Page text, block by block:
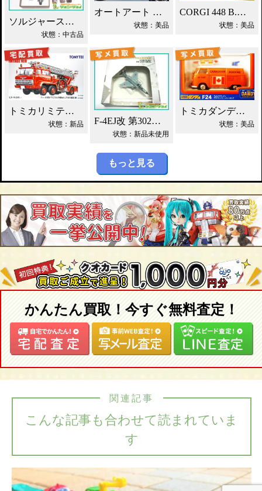
ソルジャーストーリー 1/6 ツェンダップ買取！
状態：中古品
オートアート カワサキ750RS(Z2) 買取！
状態：美品
CORGI 448 B.M.C ミニ ポリスバン買取！
状態：美品
トミカリミテッドNEO 日野 はしご付 消防車 買取！
状態：新品 F-4EJ改 第302飛行隊 ワールドエアクラフト買取！
状態：新品未使用
トミカダンディ F24 VW デリバリーバン買取！
状態：美品
もっと見る
かんたん買取！今すぐ無料査定！
こんな記事も合わせて読まれていま
す
関連記事